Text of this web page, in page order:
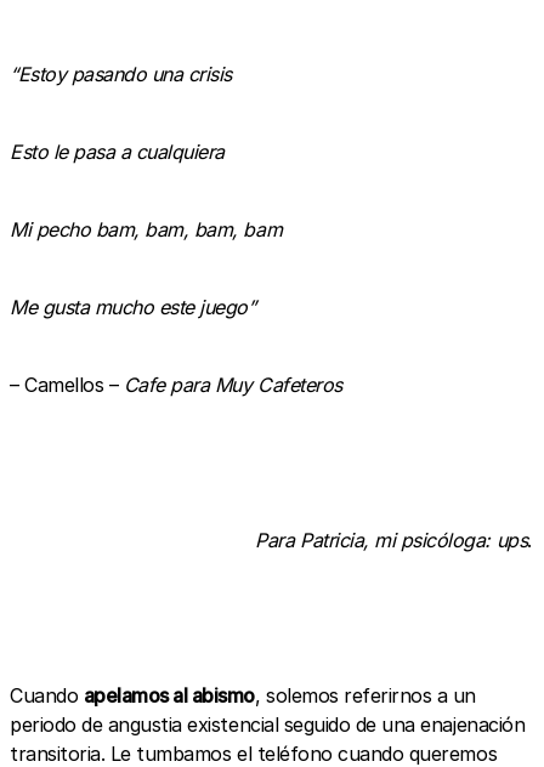
“Estoy pasando una crisis
Esto le pasa a cualquiera
Mi pecho bam, bam, bam, bam
Me gusta mucho este juego”
– Camellos – Cafe para Muy Cafeteros
Para Patricia, mi psicóloga: ups.
Cuando apelamos al abismo, solemos referirnos a un
periodo de angustia existencial seguido de una enajenación
transitoria. Le tumbamos el teléfono cuando queremos